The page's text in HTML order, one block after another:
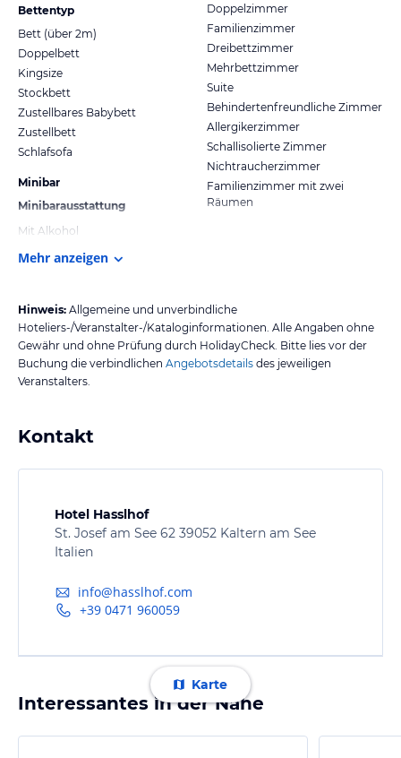
Bettentyp
Bett (über 2m)
Doppelbett
Kingsize
Stockbett
Zustellbares Babybett
Zustellbett
Schlafsofa
Minibar
Minibarausstattung
Mit Alkohol
Doppelzimmer
Familienzimmer
Dreibettzimmer
Mehrbettzimmer
Suite
Behindertenfreundliche Zimmer
Allergikerzimmer
Schallisolierte Zimmer
Nichtraucherzimmer
Familienzimmer mit zwei
Räumen
Mehr anzeigen
Hinweis: Allgemeine und unverbindliche
Hoteliers-/Veranstalter-/Kataloginformationen. Alle Angaben ohne
Gewähr und ohne Prüfung durch HolidayCheck. Bitte lies vor der
Buchung die verbindlichen Angebotsdetails des jeweiligen
Veranstalters.
Kontakt
Hotel Hasslhof
St. Josef am See 62 39052 Kaltern am See
Italien
info@hasslhof.com
+39 0471 960059
Karte
Interessantes in der Nähe